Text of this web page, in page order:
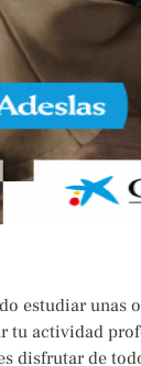
estudiar unas
tu actividad
disfrutar de